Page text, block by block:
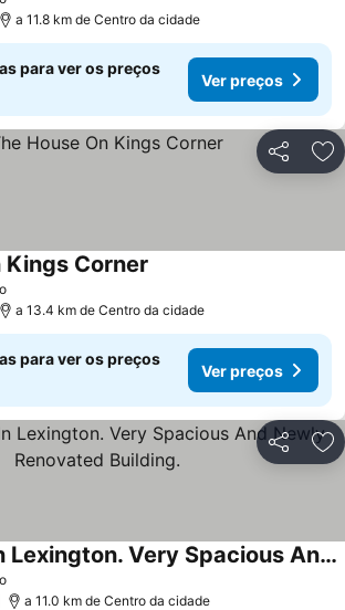
a 11.8 km de Centro da cidade
para ver os preços
Ver preços
Partilhar
Kings Corner
a 13.4 km de Centro da cidade
para ver os preços
Ver preços
Partilhar
Entire Home In Lexington. Very Spacious And Newly Renovated Building.
a 11.0 km de Centro da cidade